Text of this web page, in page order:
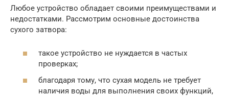
Любое устройство обладает своими преимуществами и
недостатками. Рассмотрим основные достоинства
сухого затвора:
такое устройство не нуждается в частых
проверках;
благодаря тому, что сухая модель не требует
наличия воды для выполнения своих функций,